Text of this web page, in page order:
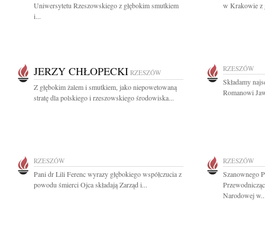
Uniwersytetu Rzeszowskiego z głębokim smutkiem
i...
w Krakowie z
JERZY CHŁOPECKI RZESZÓW
Z głębokim żalem i smutkiem, jako niepowetowaną
stratę dla polskiego i rzeszowskiego środowiska...
RZESZÓW
Składamy
Romanowi
RZESZÓW
Pani dr Lili Ferenc wyrazy głębokiego współczucia z
powodu śmierci Ojca składają Zarząd i...
RZESZÓW
Szanownego
Narodowej